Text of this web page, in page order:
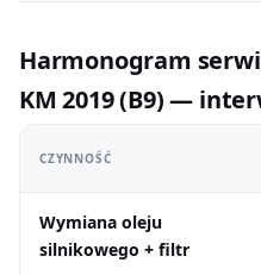
Harmonogram
KM 2019 (B9) —
CZYNNOŚĆ
Wymiana oleju
silnikowego + filtr